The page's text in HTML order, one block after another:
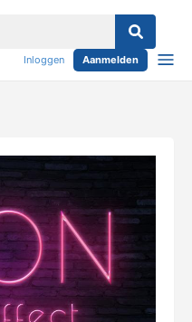
Inloggen Aanmelden